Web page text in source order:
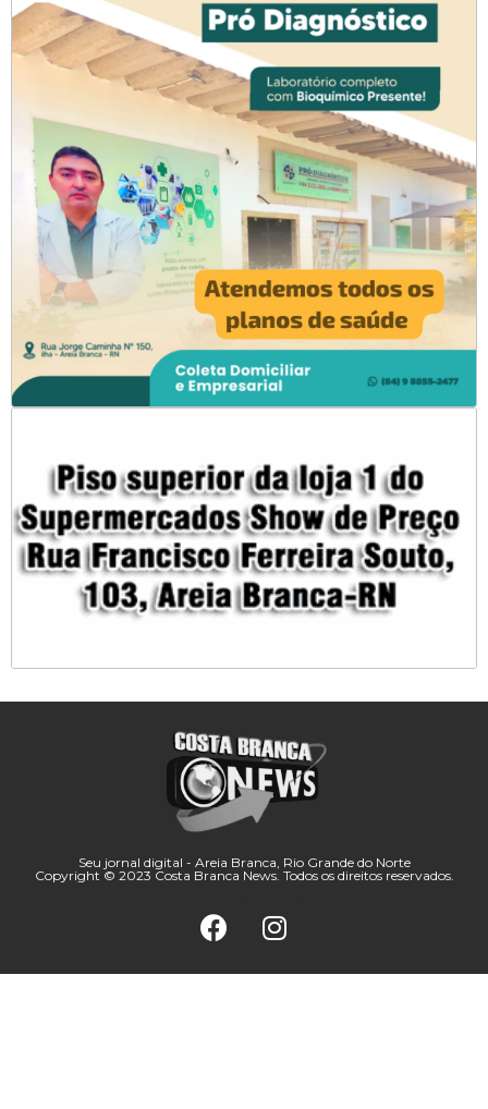
Seu jornal digital - Areia Branca, Rio Grande do Norte
Copyright © 2023 Costa Branca News. Todos os direitos reservados.